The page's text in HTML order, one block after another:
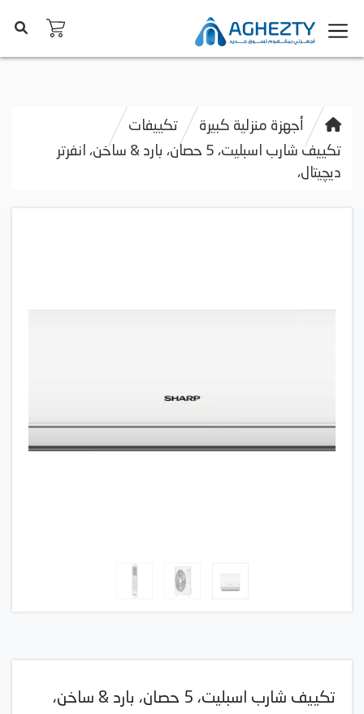
أجهزة منزلية كبيرة
تكييفات
تكييف شارب اسبليت، 5 حصان، بارد & ساخن، انفرتر
ديچيتال،
تكييف شارب اسبليت، 5 حصان، بارد & ساخن،